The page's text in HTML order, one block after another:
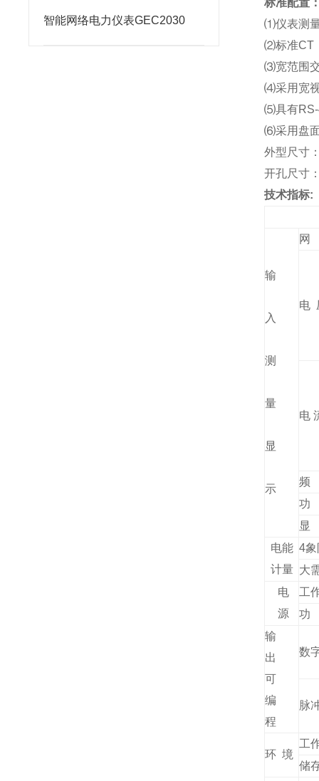
智能网络电力仪表GEC2030
标准配置
⑴仪表测
⑵标准CT
⑶宽范围
⑷采用宽
⑸具有
⑹采用盘
外型尺寸
开孔尺寸
技术指标:
输
入
测
量
显
示
网
电
电
频
功
显
电能
计量
4
大
电
源
工
功
输
出
可
编
程
数
脉
环 境
工
储